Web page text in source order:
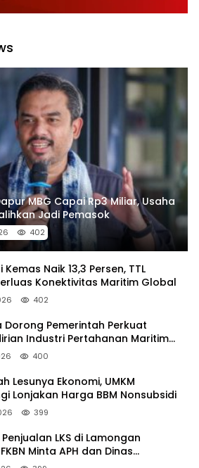
MBG Capai Rp3 Miliar, Usaha
Jadi Pemasok
402
Kemas Naik 13,3 Persen, TTL
Konektivitas Maritim Global
402
Dorong Pemerintah Perkuat
Industri Pertahanan Maritim
PAL
400
Lesunya Ekonomi, UMKM
Lonjakan Harga BBM Nonsubsidi
399
LKS di Lamongan
Minta APH dan Dinas
Bertindak Tegas.